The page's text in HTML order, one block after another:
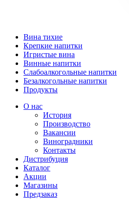
Вина тихие
Крепкие напитки
Игристые вина
Винные напитки
Слабоалкогольные напитки
Безалкогольные напитки
Продукты
О нас
История
Производство
Вакансии
Виноградники
Контакты
Дистрибуция
Каталог
Акции
Магазины
Предзаказ